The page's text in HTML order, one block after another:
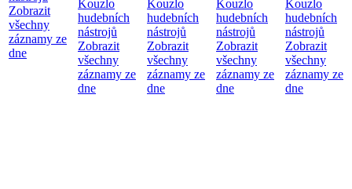
Zobrazit
všechny
záznamy ze
dne
Kouzlo
hudebních
nástrojů
Zobrazit
všechny
záznamy ze
dne
Kouzlo
hudebních
nástrojů
Zobrazit
všechny
záznamy ze
dne
Kouzlo
hudebních
nástrojů
Zobrazit
všechny
záznamy ze
dne
Kouzlo
hudebních
nástrojů
Zobrazit
všechny
záznamy ze
dne